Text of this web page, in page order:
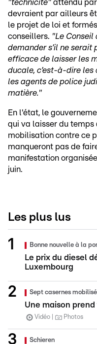
"technicité" attendu
devraient par ailleurs
le projet de loi et
conseillers. "Le Conseil
demander s’il ne serait
efficace de laisser les
ducale, c’est-à-dire
les agents de police
matière."
En l'état, le
qui va laisser du
mobilisation contre ce
manqueront pas de
manifestation
juin.
Les plus lus
Bonne nouvelle à la
Le prix du diesel
Luxembourg
Sept casernes
Une maison
Vidéo Photos
Schieren